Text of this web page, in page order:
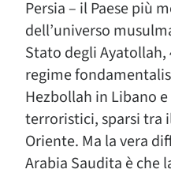
Persia – il Paese più
dell’universo
Stato degli Ayatollah,
regime
Hezbollah in Libano
terroristici, sparsi tra
Oriente. Ma la vera
Arabia Saudita è che